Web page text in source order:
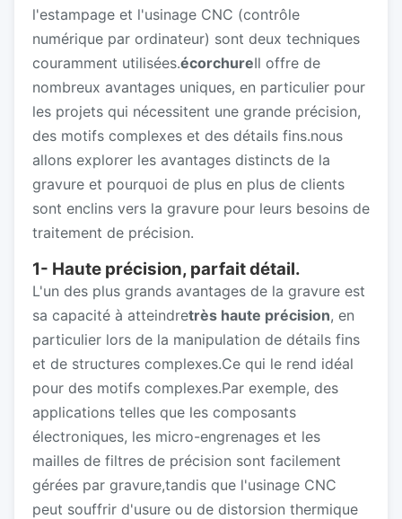
l'estampage et l'usinage CNC (contrôle
numérique par ordinateur) sont deux techniques
couramment utilisées.écorchureIl offre de
nombreux avantages uniques, en particulier pour
les projets qui nécessitent une grande précision,
des motifs complexes et des détails fins.nous
allons explorer les avantages distincts de la
gravure et pourquoi de plus en plus de clients
sont enclins vers la gravure pour leurs besoins de
traitement de précision.
1- Haute précision, parfait détail.
L'un des plus grands avantages de la gravure est
sa capacité à atteindretrès haute précision, en
particulier lors de la manipulation de détails fins
et de structures complexes.Ce qui le rend idéal
pour des motifs complexes.Par exemple, des
applications telles que les composants
électroniques, les micro-engrenages et les
mailles de filtres de précision sont facilement
gérées par gravure,tandis que l'usinage CNC
peut souffrir d'usure ou de distorsion thermique